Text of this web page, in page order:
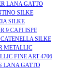
LANA GATTO
SILKE
SILKE
9 CAPI ISPE
SILKE
METALLIC
FINE ART 4706
LANA GATTO